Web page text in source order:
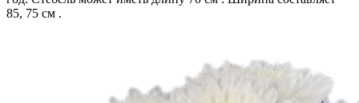
85, 75 см .